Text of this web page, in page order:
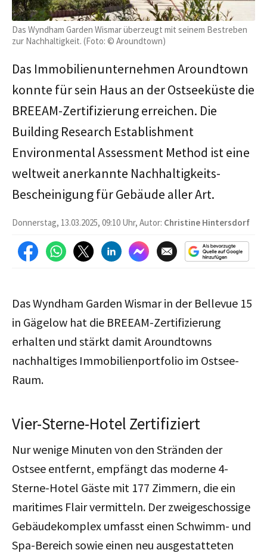
Das Wyndham Garden Wismar überzeugt mit seinem Bestreben
zur Nachhaltigkeit. (Foto: © Aroundtown)
Das Immobilienunternehmen Aroundtown
konnte für sein Haus an der Ostseeküste die
BREEAM-Zertifizierung erreichen. Die
Building Research Establishment
Environmental Assessment Method ist eine
weltweit anerkannte Nachhaltigkeits-
Bescheinigung für Gebäude aller Art.
Donnerstag, 13.03.2025, 09:10 Uhr, Autor: Christine Hintersdorf
Das Wyndham Garden Wismar in der Bellevue 15
in Gägelow hat die BREEAM-Zertifizierung
erhalten und stärkt damit Aroundtowns
nachhaltiges Immobilienportfolio im Ostsee-
Raum.
Vier-Sterne-Hotel Zertifiziert
Nur wenige Minuten von den Stränden der
Ostsee entfernt, empfängt das moderne 4-
Sterne-Hotel Gäste mit 177 Zimmern, die ein
maritimes Flair vermitteln. Der zweigeschossige
Gebäudekomplex umfasst einen Schwimm- und
Spa-Bereich sowie einen neu ausgestatteten